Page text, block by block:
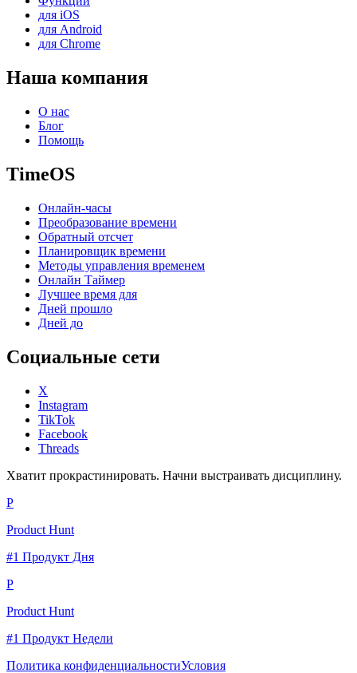
для iOS
для Android
для Chrome
Наша компания
О нас
Блог
Помощь
TimeOS
Онлайн-часы
Преобразование времени
Обратный отсчет
Планировщик времени
Методы управления временем
Онлайн Таймер
Лучшее время для
Дней прошло
Дней до
Социальные сети
X
Instagram
TikTok
Facebook
Threads
Хватит прокрастинировать. Начни выстраивать дисциплину.
P
Product Hunt
#1 Продукт Дня
P
Product Hunt
#1 Продукт Недели
Политика конфиденциальностиУсловия